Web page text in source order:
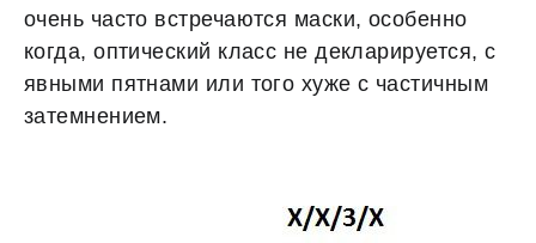
очень часто встречаются маски, особенно
когда, оптический класс не декларируется, с
явными пятнами или того хуже с частичным
затемнением.